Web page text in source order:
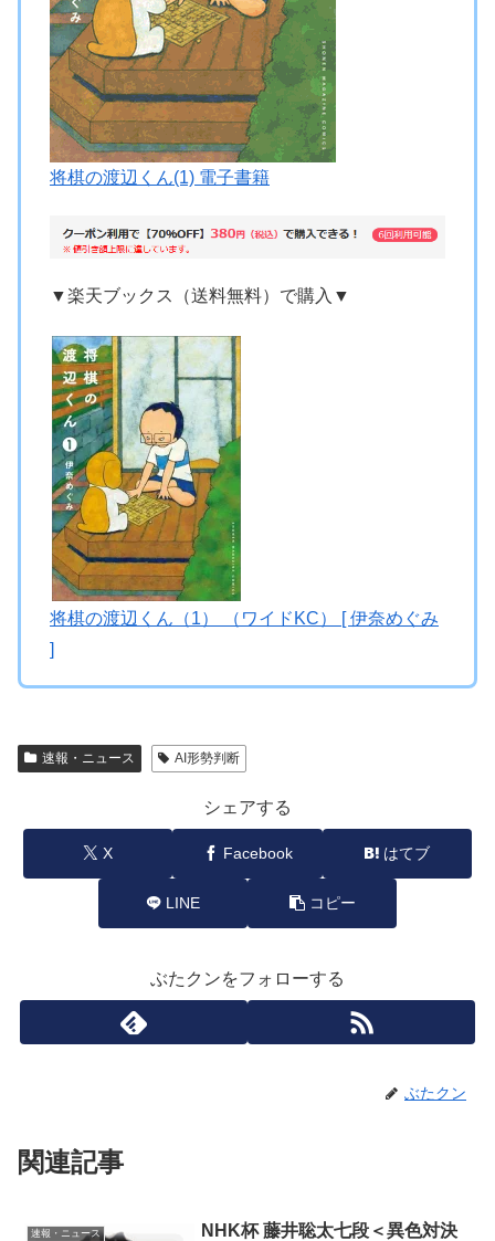
将棋の渡辺くん(1) 電子書籍
▼楽天ブックス（送料無料）で購入▼
将棋の渡辺くん（1） （ワイドKC） [ 伊奈めぐみ
]
速報・ニュース AI形勢判断
シェアする
X Facebook はてブ
LINE コピー
ぶたクンをフォローする
ぶたクン
関連記事
速報・ニュース
NHK杯 藤井聡太七段＜異色対決